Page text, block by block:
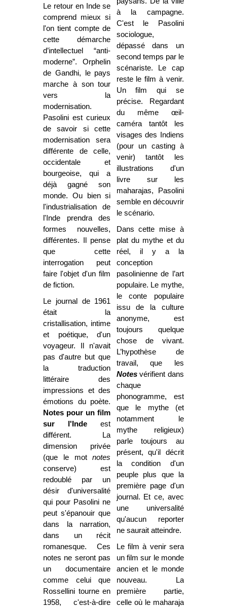
Le retour en Inde se
comprend mieux si
l'on tient compte de
cette démarche
d’intellectuel “anti-
moderne”. Orphelin
de Gandhi, le pays
marche à son tour
vers la
modernisation.
Pasolini est curieux
de savoir si cette
modernisation sera
différente de celle,
occidentale et
bourgeoise, qui a
déjà gagné son
monde. Ou bien si
l'industrialisation de
l'Inde prendra des
formes nouvelles,
différentes. Il pense
que cette
interrogation peut
faire l'objet d'un film
de fiction.
Le journal de 1961
était la
cristallisation, intime
et poétique, d'un
voyageur. Il n'avait
pas d'autre but que
la traduction
littéraire des
impressions et des
émotions du poète.
Notes pour un film
sur l'Inde est
différent. La
dimension privée
(que le motnotes
conserve) est
redoublé par un
désir d'universalité
qui pour Pasolini ne
peut s'épanouir que
dans la narration,
dans un récit
romanesque. Ces
notes ne seront pas
un documentaire
comme celui que
Rossellini tourne en
1958, c'est-à-dire
à la campagne.
C'est le Pasolini
sociologue,
dépassé dans un
second temps par le
scénariste. Le cap
reste le film à venir.
Un film qui se
précise. Regardant
du même œil-
caméra tantôt les
visages des Indiens
(pour un casting à
venir) tantôt les
illustrations d'un
livre sur les
maharajas, Pasolini
semble en découvrir
le scénario.
Dans cette mise à
plat du mythe et du
réel, il y a la
conception
pasolinienne de l’art
populaire. Le mythe,
le conte populaire
issu de la culture
anonyme, est
toujours quelque
chose de vivant.
L’hypothèse de
travail, que les
Notesvérifient dans
chaque
phonogramme, est
que le mythe (et
notamment le
mythe religieux)
parle toujours au
présent, qu'il décrit
la condition d'un
peuple plus que la
première page d'un
journal. Et ce, avec
une universalité
qu'aucun reporter
ne saurait atteindre.
Le film à venir sera
un film sur le monde
ancien et le monde
nouveau. La
première partie,
celle où le maharaja